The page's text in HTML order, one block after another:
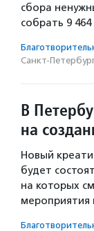
сбора
собрать 9
Санкт-
В
на
Новый
будет
на которых
мероприятия